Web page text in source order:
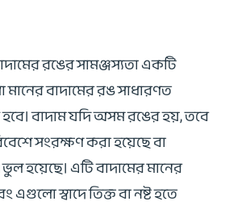
রঙের সামঞ্জস্যতা একটি
বাদামের রঙ সাধারণত
বাদাম যদি অসম রঙের হয়, তবে
সংরক্ষণ করা হয়েছে বা
হয়েছে। এটি বাদামের মানের
এগুলো স্বাদে তিক্ত বা নষ্ট হতে